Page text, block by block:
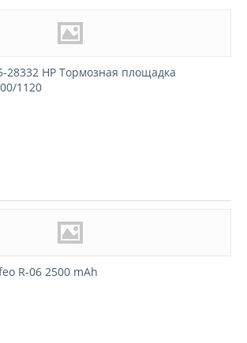
28332 HP Тормозная площадка
1120
R-06 2500 mAh